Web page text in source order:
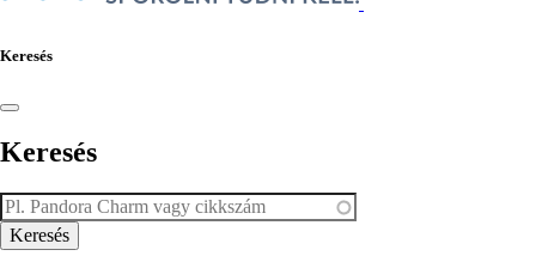
Keresés
Keresés